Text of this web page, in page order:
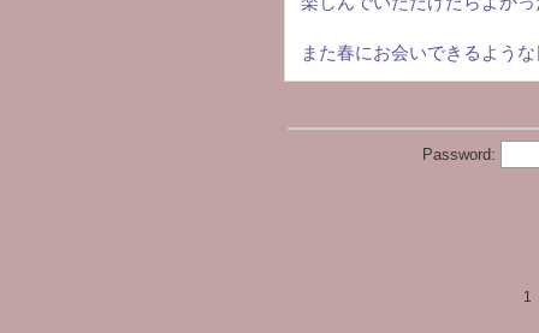
また春にお会いできるよう
Password:
1